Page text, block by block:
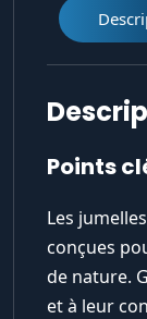
Points
Les
conçues
de nature.
et à leur